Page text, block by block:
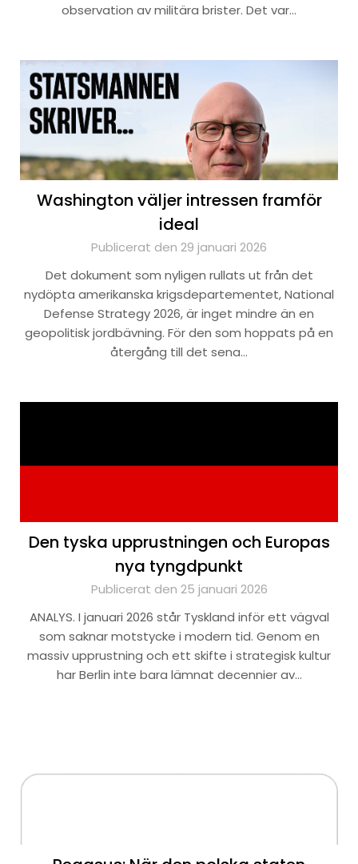
observation av militära brister. Det var…
Washington väljer intressen framför
ideal
Publicerat den 29 januari 2026
Det dokument som nyligen rullats ut från det
nydöpta amerikanska krigsdepartementet, National
Defense Strategy 2026, är inget mindre än en
geopolitisk jordbävning. För den som hoppats på en
återgång till det sena…
Den tyska upprustningen och Europas
nya tyngdpunkt
Publicerat den 25 januari 2026
ANALYS. I januari 2026 står Tyskland inför ett vägval
som saknar motstycke i modern tid. Genom en
massiv upprustning och ett skifte i strategisk kultur
har Berlin inte bara lämnat decennier av…